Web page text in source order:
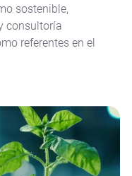
sostenible,
consultoría
referentes en el